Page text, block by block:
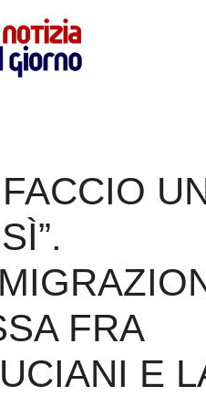
FACCIO
FRA
E